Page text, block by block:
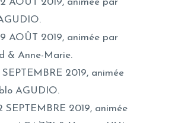
AOÛT 2019, animée par
AOÛT 2019, animée par
& Anne-Marie.
SEPTEMBRE 2019, animée
AGUDIO.
SEPTEMBRE 2019, animée